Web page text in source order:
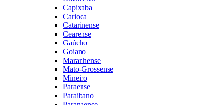
Capixaba
Carioca
Catarinense
Cearense
Gaúcho
Goiano
Maranhense
Mato-Grossense
Mineiro
Paraense
Paraibano